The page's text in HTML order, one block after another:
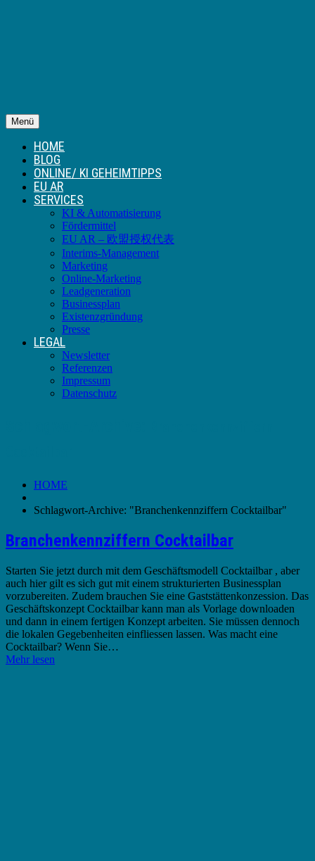
Menü
HOME
BLOG
ONLINE/ KI GEHEIMTIPPS
EU AR
SERVICES
KI & Automatisierung
Fördermittel
EU AR – 欧盟授权代表
Interims-Management
Marketing
Online-Marketing
Leadgeneration
Businessplan
Existenzgründung
Presse
LEGAL
Newsletter
Referenzen
Impressum
Datenschutz
HOME
Schlagwort-Archive: "Branchenkennziffern Cocktailbar"
Branchenkennziffern Cocktailbar
Starten Sie jetzt durch mit dem Geschäftsmodell Cocktailbar , aber
auch hier gilt es sich gut mit einem strukturierten Businessplan
vorzubereiten. Zudem brauchen Sie eine Gaststättenkonzession. Das
Geschäftskonzept Cocktailbar kann man als Vorlage downloaden
und dann in einem fertigen Konzept arbeiten. Sie müssen dennoch
die lokalen Gegebenheiten einfliessen lassen. Was macht eine
Cocktailbar? Wenn Sie…
Mehr lesen